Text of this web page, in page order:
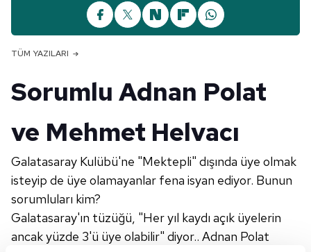
TÜM YAZILARI
Sorumlu Adnan Polat
ve Mehmet Helvacı
Galatasaray Kulübü'ne "Mektepli" dışında üye olmak
isteyip de üye olamayanlar fena isyan ediyor. Bunun
sorumluları kim?
Galatasaray'ın tüzüğü, "Her yıl kaydı açık üyelerin
ancak yüzde 3'ü üye olabilir" diyor.. Adnan Polat